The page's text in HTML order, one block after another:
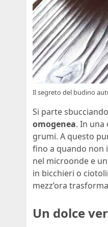
Il segreto del budino
Si parte
omogenea. In una
grumi. A questo
fino a quando non
nel microonde e
in bicchieri o
mezz’ora
Un dolce